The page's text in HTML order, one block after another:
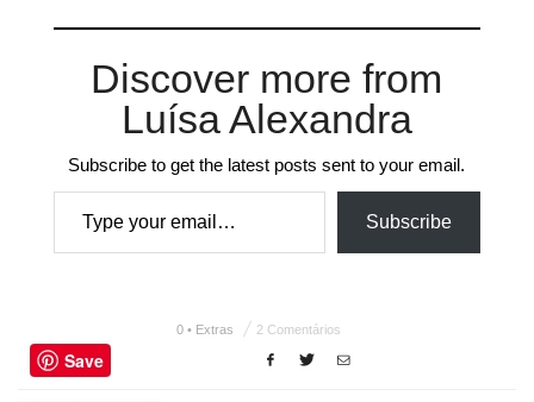
Discover more from
Luísa Alexandra
Subscribe to get the latest posts sent to your email.
Type your email…
Subscribe
0 • Extras 2 Comentários
Save